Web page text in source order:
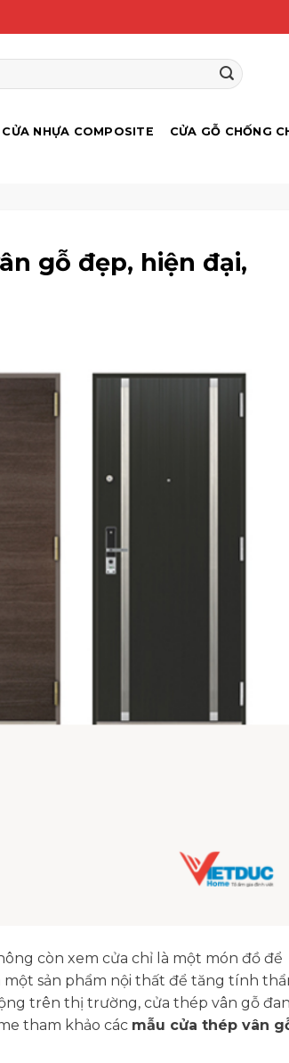
CỬA NHỰA COMPOSITE CỬA GỖ CHỐNG
gỗ đẹp, hiện đại,
còn xem cửa chỉ là một món đồ để
một sản phẩm nội thất để tăng tính
trên thị trường, cửa thép vân gỗ
tham khảo các mẫu cửa thép vân